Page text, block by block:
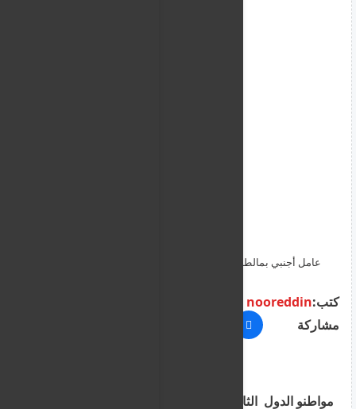
عامل أجنبي بمالطا يفكر في الانتحار انتهى به الأمر مشرداً
كتب:nooreddin
مشاركة
مواطنو الدول الثالثة يواجهون البطالة والتشرد أثناء